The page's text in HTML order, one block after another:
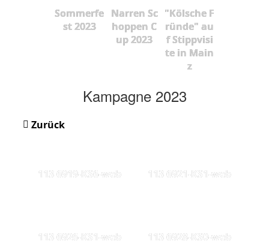
Sommerfe
st 2023
Narren Sc
hoppen C
up 2023
"Kölsche F
ründe" au
f Stippvisi
te in Main
z
Kampagne 2023
Zurück
113 6919-KS6-web 113 6921-KS1-web
113 6926-KS1-web 113 6928-KS0-web